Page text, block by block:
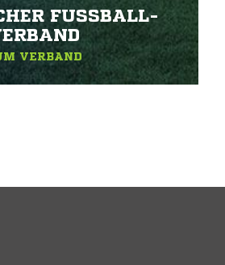
FUSSBALL-V
VERBAND